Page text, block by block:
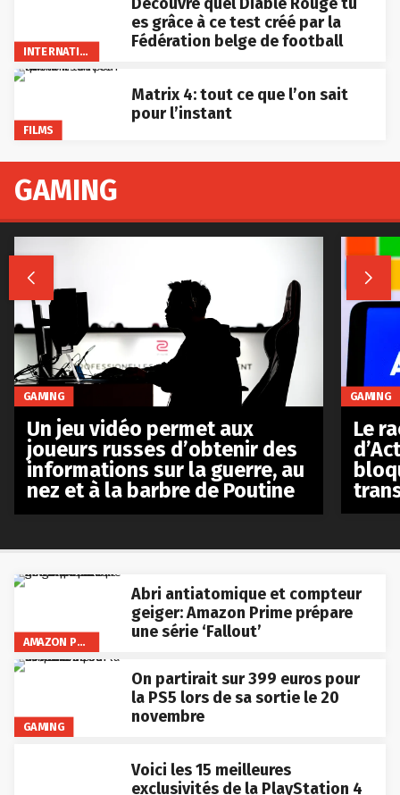
INTERNATIONAL
es grâce à ce test créé par la
Fédération belge de football
FILMS
Matrix 4: tout ce que l’on sait
pour l’instant
AMAZON PRIME VIDEO
Abri antiatomique et compteur
geiger: Amazon Prime prépare
une série ‘Fallout’
GAMING
On partirait sur 399 euros pour
la PS5 lors de sa sortie le 20
novembre
Voici les 15 meilleures
exclusivités de la PlayStation 4
GAMING
 
GAMING
Un jeu vidéo permet aux
joueurs russes d’obtenir des
informations sur la guerre, au
nez et à la barbre de Poutine
GAMING
Le